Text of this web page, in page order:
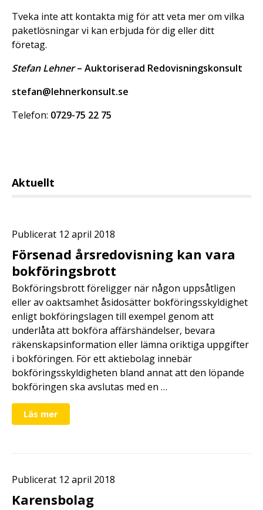
Tveka inte att kontakta mig för att veta mer om vilka
paketlösningar vi kan erbjuda för dig eller ditt
företag.
Stefan Lehner– Auktoriserad Redovisningskonsult
stefan@lehnerkonsult.se
Telefon: 0729-75 22 75
Aktuellt
Publicerat 12 april 2018
Försenad årsredovisning kan vara
bokföringsbrott
Bokföringsbrott föreligger när någon uppsåtligen
eller av oaktsamhet åsidosätter bokföringsskyldighet
enligt bokföringslagen till exempel genom att
underlåta att bokföra affärshändelser, bevara
räkenskapsinformation eller lämna oriktiga uppgifter
i bokföringen. För ett aktiebolag innebär
bokföringsskyldigheten bland annat att den löpande
bokföringen ska avslutas med en …
Läs mer
Publicerat 12 april 2018
Karensbolag